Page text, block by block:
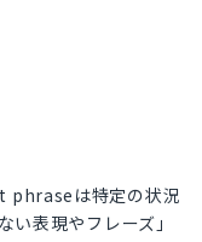
phraseは特定の状況
表現やフレーズ」